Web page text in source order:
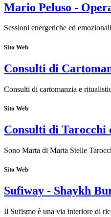
Mario Peluso -
Sessioni energetiche ed
Sito Web
Consulti di
Consulti di cartomanzia e
Sito Web
Consulti di Tarocchi
Sono Marta di Marta Stelle
Sito Web
Sufiway - Shaykh
Il Sufismo è una via interiore di